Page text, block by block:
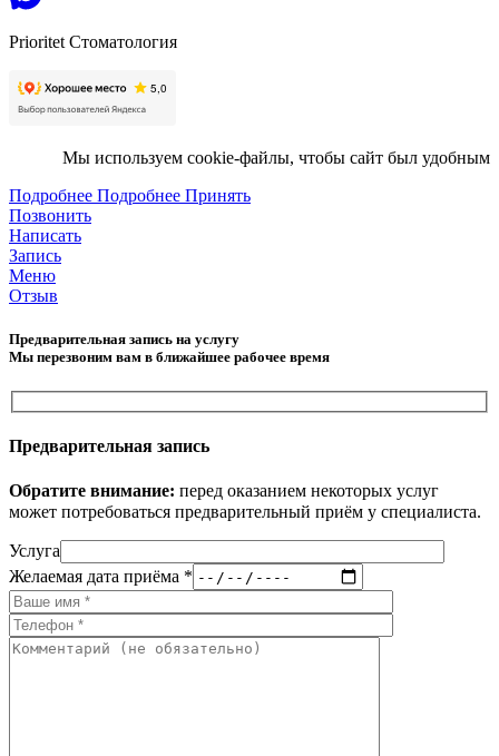
Prioritet Стоматология
Мы используем cookie-файлы, чтобы сайт был удобным
Подробнее Подробнее Принять
Позвонить
Написать
Запись
Меню
Отзыв
Предварительная запись на услугу
Мы перезвоним вам в ближайшее рабочее время
Предварительная запись
Обратите внимание: перед оказанием некоторых услуг
может потребоваться предварительный приём у специалиста.
Услуга
Желаемая дата приёма *